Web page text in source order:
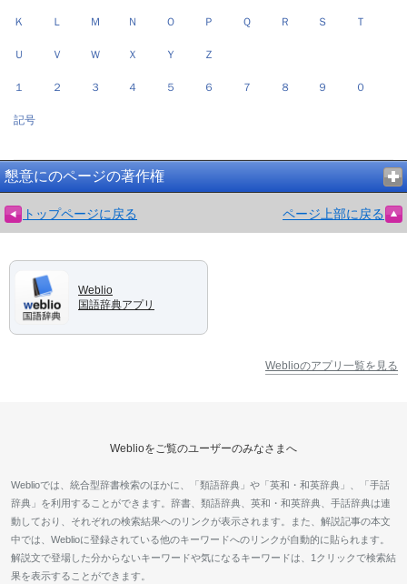
Ｋ Ｌ Ｍ Ｎ Ｏ Ｐ Ｑ Ｒ Ｓ Ｔ
Ｕ Ｖ Ｗ Ｘ Ｙ Ｚ
１ ２ ３ ４ ５ ６ ７ ８ ９ ０
記号
懇意にのページの著作権
トップページに戻る ページ上部に戻る
Weblio
国語辞典アプリ
Weblioのアプリ一覧を見る
Weblioをご覧のユーザーのみなさまへ
Weblioでは、統合型辞書検索のほかに、「類語辞典」や「英和・和英辞典」、「手話
辞典」を利用することができます。辞書、類語辞典、英和・和英辞典、手話辞典は連
動しており、それぞれの検索結果へのリンクが表示されます。また、解説記事の本文
中では、Weblioに登録されている他のキーワードへのリンクが自動的に貼られます。
解説文で登場した分からないキーワードや気になるキーワードは、1クリックで検索結
果を表示することができます。